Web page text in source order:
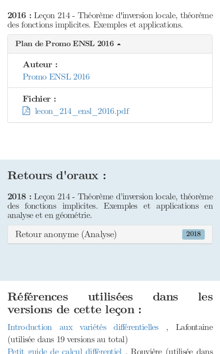
2016 :Leçon 214 - Théorème d'inversion locale, théorème
des fonctions implicites. Exemples et applications.
Plan de Promo ENSL 2016
Auteur :
Promo ENSL 2016
Fichier :
lecon_214_ensl_2016.pdf
Retours d'oraux :
2018 :Leçon 214 - Théorème d’inversion locale, théorème
des fonctions implicites. Exemples et applications en
analyse et en géométrie.
2018
Retour anonyme (Analyse)
Références utilisées dans les
versions de cette leçon :
Introduction aux variétés différentielles , Lafontaine
(utilisée dans 19 versions au total)
Petit guide de calcul différentiel , Rouvière (utilisée dans